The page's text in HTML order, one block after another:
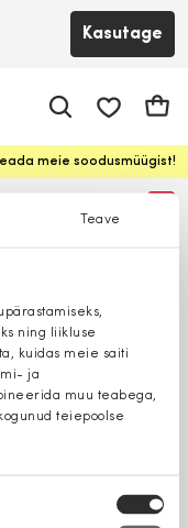
Teave
ning liikluse
kuidas meie saiti
ja
muu teabega,
teiepoolse
Kasutage
meie soodusmüügist!